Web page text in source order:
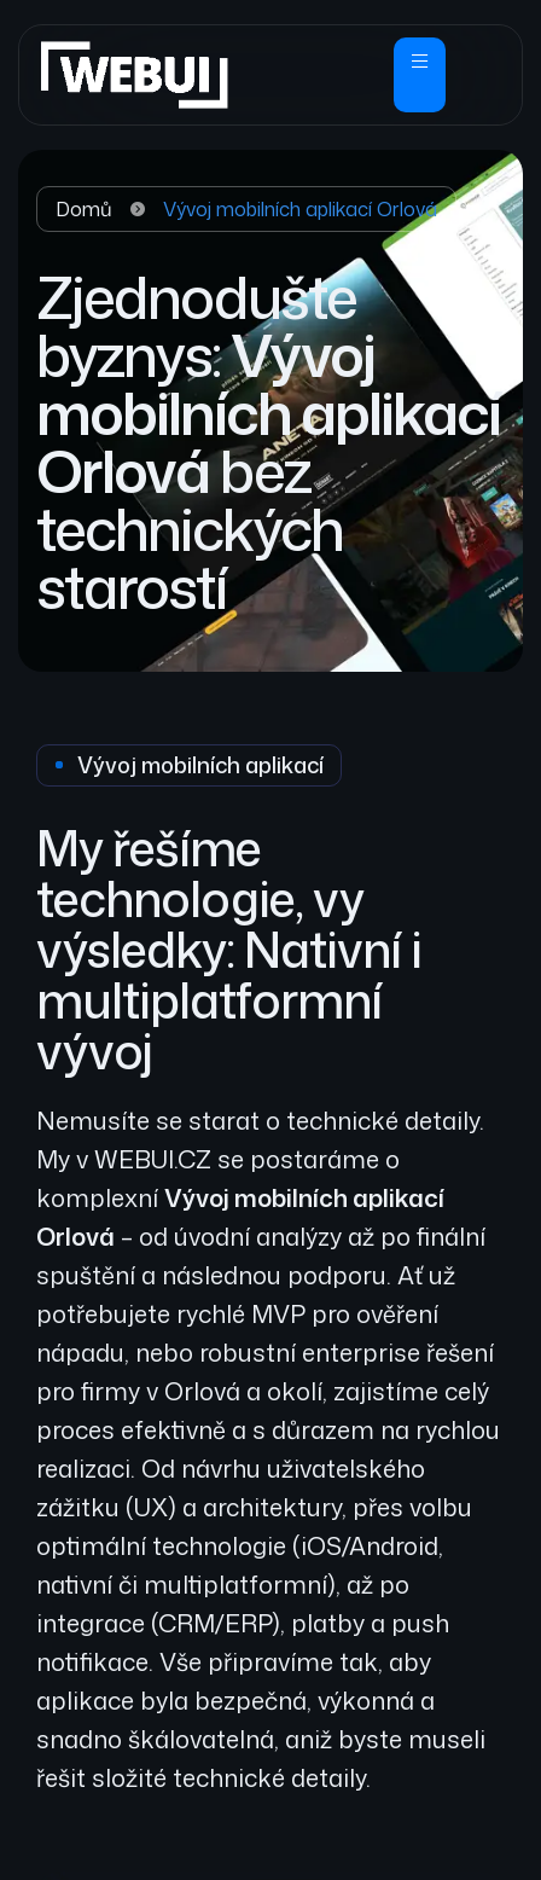
Domů Vývoj mobilních aplikací Orlová
Zjednodušte
byznys:Vývoj
mobilních aplikací
Orlovábez
technických
starostí
Vývoj mobilních aplikací
My řešíme
technologie, vy
výsledky: Nativní i
multiplatformní
vývoj
Nemusíte se starat o technické detaily.
My v WEBUI.CZ se postaráme o
komplexníVývoj mobilních aplikací
Orlová – od úvodní analýzy až po finální
spuštění a následnou podporu. Ať už
potřebujete rychlé MVP pro ověření
nápadu, nebo robustní enterprise řešení
pro firmy v Orlová a okolí, zajistíme celý
proces efektivně a s důrazem na rychlou
realizaci. Od návrhu uživatelského
zážitku (UX) a architektury, přes volbu
optimální technologie (iOS/Android,
nativní či multiplatformní), až po
integrace (CRM/ERP), platby a push
notifikace. Vše připravíme tak, aby
aplikace byla bezpečná, výkonná a
snadno škálovatelná, aniž byste museli
řešit složité technické detaily.